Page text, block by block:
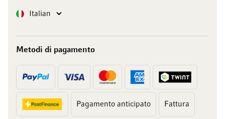
Lingua Italian
Metodi di pagamento
Pagamento anticipato Fattura